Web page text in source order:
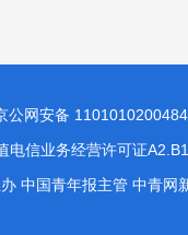
公网安备
电信业务经营许可证
中国青年报主管 中青网